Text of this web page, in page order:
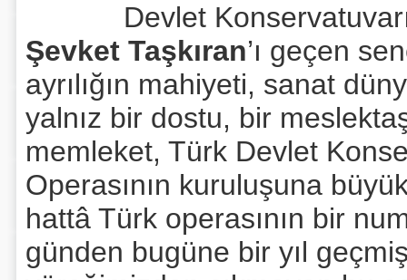
Devlet
Şevket Taşkıran’ı geçen
ayrılığın mahiyeti, sanat
yalnız bir dostu, bir
memleket, Türk Devlet
Operasının kuruluşuna
hattâ Türk operasının bir
günden bugüne bir yıl